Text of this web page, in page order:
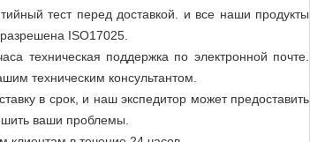
тест перед доставкой. и все наши продукты
ISO17025.
техническая поддержка по электронной почте.
техническим консультантом.
в срок, и наш экспедитор может предоставить
ваши проблемы.